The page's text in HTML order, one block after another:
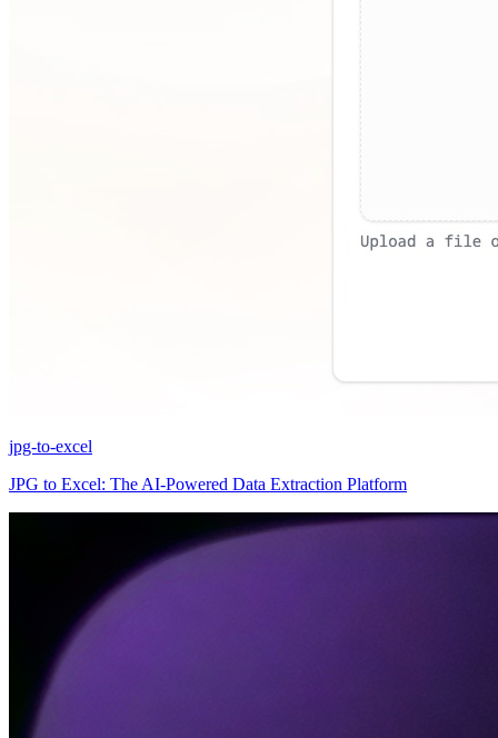
jpg-to-excel
JPG to Excel: The AI-Powered Data Extraction Platform